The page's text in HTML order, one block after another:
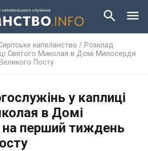
капеланство / Розклад
Святого Миколая в Домі Милосердя
Посту
у каплиці
в Домі
перший тиждень